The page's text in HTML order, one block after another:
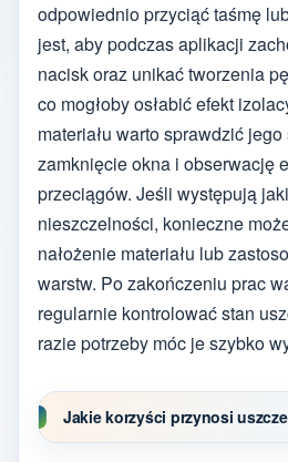
odpowiednio przyciąć taśmę
jest, aby podczas aplikacji
nacisk oraz unikać tworzenia
co mogłoby osłabić efekt
materiału warto sprawdzić
zamknięcie okna i obserwację
przeciągów. Jeśli występują
nieszczelności, konieczne
nałożenie materiału lub
warstw. Po zakończeniu prac
regularnie kontrolować stan
razie potrzeby móc je szybko
Jakie korzyści przynosi